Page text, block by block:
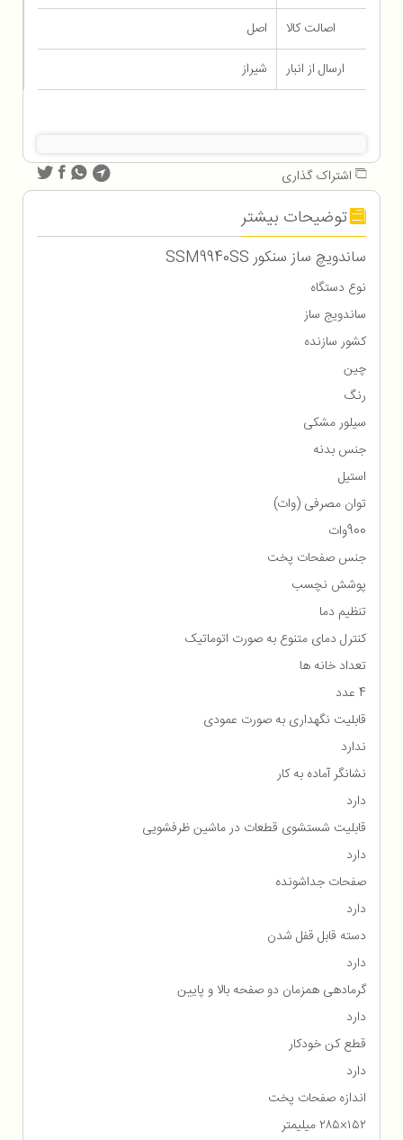
اصالت کالا
اصل
ارسال از انبار
شیراز
اشتراک گذاری
توضیحات بیشتر
ساندویچ ساز سنکور SSM9940SS
نوع دستگاه
ساندویج ساز
کشور سازنده
چین
رنگ
سیلور مشکی
جنس بدنه
استیل
توان مصرفی (وات)
900وات
جنس صفحات پخت
پوشش نچسب
تنظیم دما
کنترل دمای متنوع به صورت اتوماتیک
تعداد خانه ها
4 عدد
قابلیت نگهداری به صورت عمودی
ندارد
نشانگر آماده به کار
دارد
قابلیت شستشوی قطعات در ماشین ظرفشویی
دارد
صفحات جداشونده
دارد
دسته قابل قفل شدن
دارد
گرمادهی همزمان دو صفحه بالا و پایین
دارد
قطع کن خودکار
دارد
اندازه صفحات پخت
۱۵۲×۲۸۵ میلیمتر